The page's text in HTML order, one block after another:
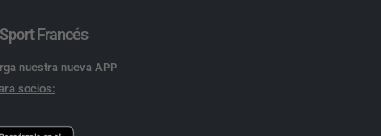
Francés
nuestra nueva APP
socios: